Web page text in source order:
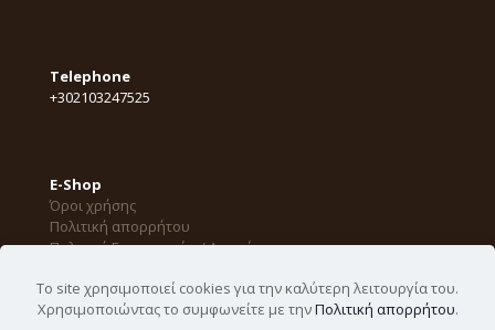
Telephone
+302103247525
E-Shop
Όροι χρήσης
Πολιτική απορρήτου
Πολιτική Επιστροφών / Ακυρώσεων
Το site χρησιμοποιεί cookies για την καλύτερη λειτουργία του.
Χρησιμοποιώντας το συμφωνείτε με τηνΠολιτική απορρήτου.